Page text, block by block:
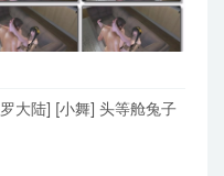
大陆] [小舞] 头等舱兔子